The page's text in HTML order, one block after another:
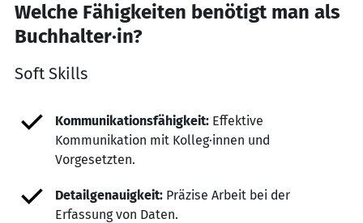
Welche Fähigkeiten benötigt man als
Buchhalter·in?
Soft Skills
Kommunikationsfähigkeit: Effektive
Kommunikation mit Kolleg·innen und
Vorgesetzten.
Detailgenauigkeit: Präzise Arbeit bei der
Erfassung von Daten.